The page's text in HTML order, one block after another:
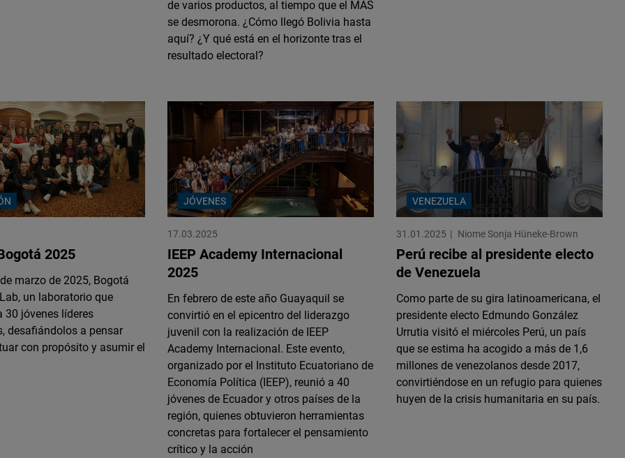
de varios productos, al tiempo que el MAS
se desmorona. ¿Cómo llegó Bolivia hasta
aquí? ¿Y qué está en el horizonte tras el
resultado electoral?
2025
marzo de 2025, Bogotá
un laboratorio que
30 jóvenes líderes
desafiándolos a pensar
con propósito y asumir el
JÓVENES
17.03.2025
IEEP Academy Internacional
2025
En febrero de este año Guayaquil se
convirtió en el epicentro del liderazgo
juvenil con la realización de IEEP
Academy Internacional. Este evento,
organizado por el Instituto Ecuatoriano de
Economía Política (IEEP), reunió a 40
jóvenes de Ecuador y otros países de la
región, quienes obtuvieron herramientas
concretas para fortalecer el pensamiento
crítico y la acción
VENEZUELA
31.01.2025 Niome Sonja Hüneke-Brown
Perú recibe al presidente electo
de Venezuela
Como parte de su gira latinoamericana, el
presidente electo Edmundo González
Urrutia visitó el miércoles Perú, un país
que se estima ha acogido a más de 1,6
millones de venezolanos desde 2017,
convirtiéndose en un refugio para quienes
huyen de la crisis humanitaria en su país.
Flickr
Embed
Podigee
Embed
D.Vinci
Embed
Typeform
Embed